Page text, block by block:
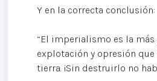
Y en la correcta conclusión:
“El imperialismo es la más
explotación y opresión que
tierra. ¡Sin destruirlo no